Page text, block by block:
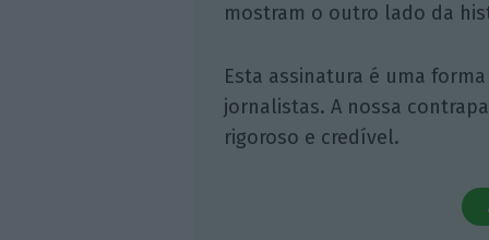
mostram o outro lado da
Esta assinatura é uma
jornalistas. A nossa
rigoroso e credível.